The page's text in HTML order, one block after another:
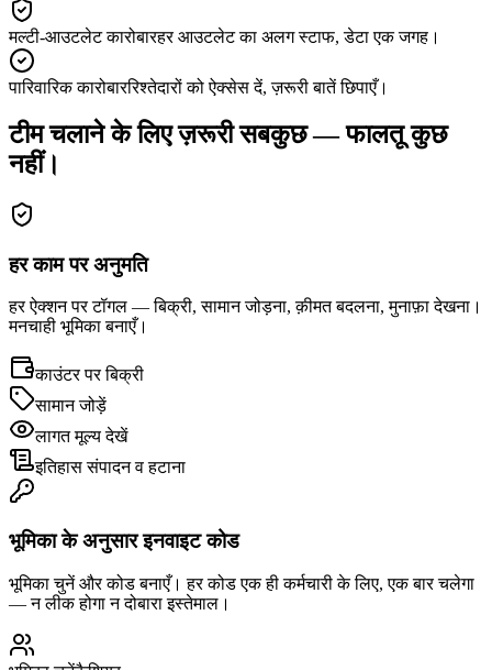
मल्टी-आउटलेट कारोबारहर आउटलेट का अलग स्टाफ, डेटा एक जगह।
पारिवारिक कारोबाररिश्तेदारों को ऐक्सेस दें, ज़रूरी बातें छिपाएँ।
टीम चलाने के लिए ज़रूरी सबकुछ — फालतू कुछ
नहीं।
हर काम पर अनुमति
हर ऐक्शन पर टॉगल — बिक्री, सामान जोड़ना, क़ीमत बदलना, मुनाफ़ा देखना।
मनचाही भूमिका बनाएँ।
काउंटर पर बिक्री
सामान जोड़ें
लागत मूल्य देखें
इतिहास संपादन व हटाना
भूमिका के अनुसार इनवाइट कोड
भूमिका चुनें और कोड बनाएँ। हर कोड एक ही कर्मचारी के लिए, एक बार चलेगा
— न लीक होगा न दोबारा इस्तेमाल।